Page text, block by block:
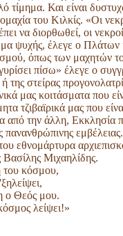
τίμημα. Και είναι
του Κιλκίς. «Οι
να διορθωθεί, οι
ψυχής, έλεγε ο
όπως των
πίσω» έλεγε ο
της στείρας
μας κοιτάσματα που
τζιβαϊρικά μας που
την άλλη, Εκκλησία
πανανθρώπινης
εθνομάρτυρα
Βασίλης Μιχαηλίδης.
του κόσμου,
ο Θεός μου.
λείψει!»